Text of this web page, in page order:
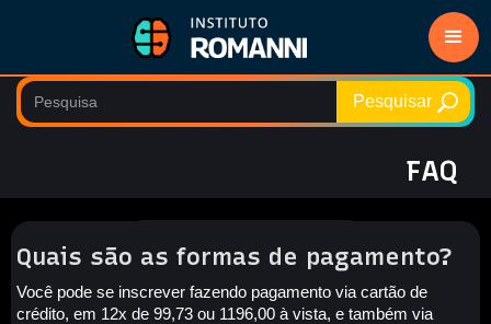
FAQ
Quais são as formas de pagamento?
Você pode se inscrever fazendo pagamento via cartão de
crédito, em 12x de 99,73 ou 1196,00 à vista, e também via